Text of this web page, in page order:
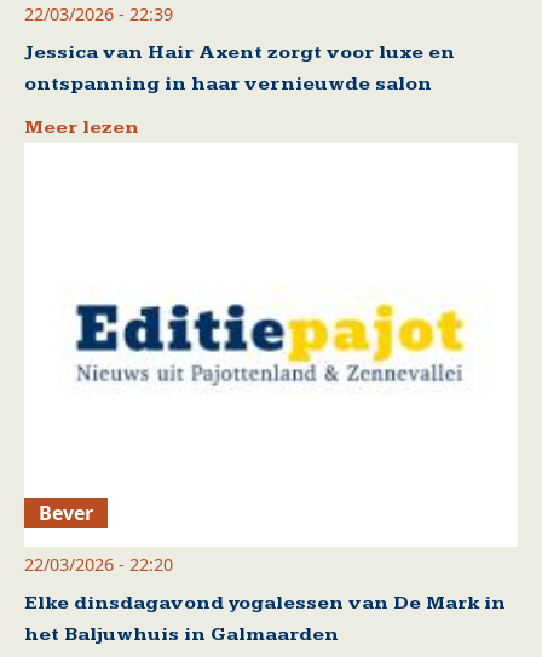
22/03/2026 - 22:39
Jessica van Hair Axent zorgt voor luxe en
ontspanning in haar vernieuwde salon
Meer lezen
Bever
22/03/2026 - 22:20
Elke dinsdagavond yogalessen van De Mark in
het Baljuwhuis in Galmaarden